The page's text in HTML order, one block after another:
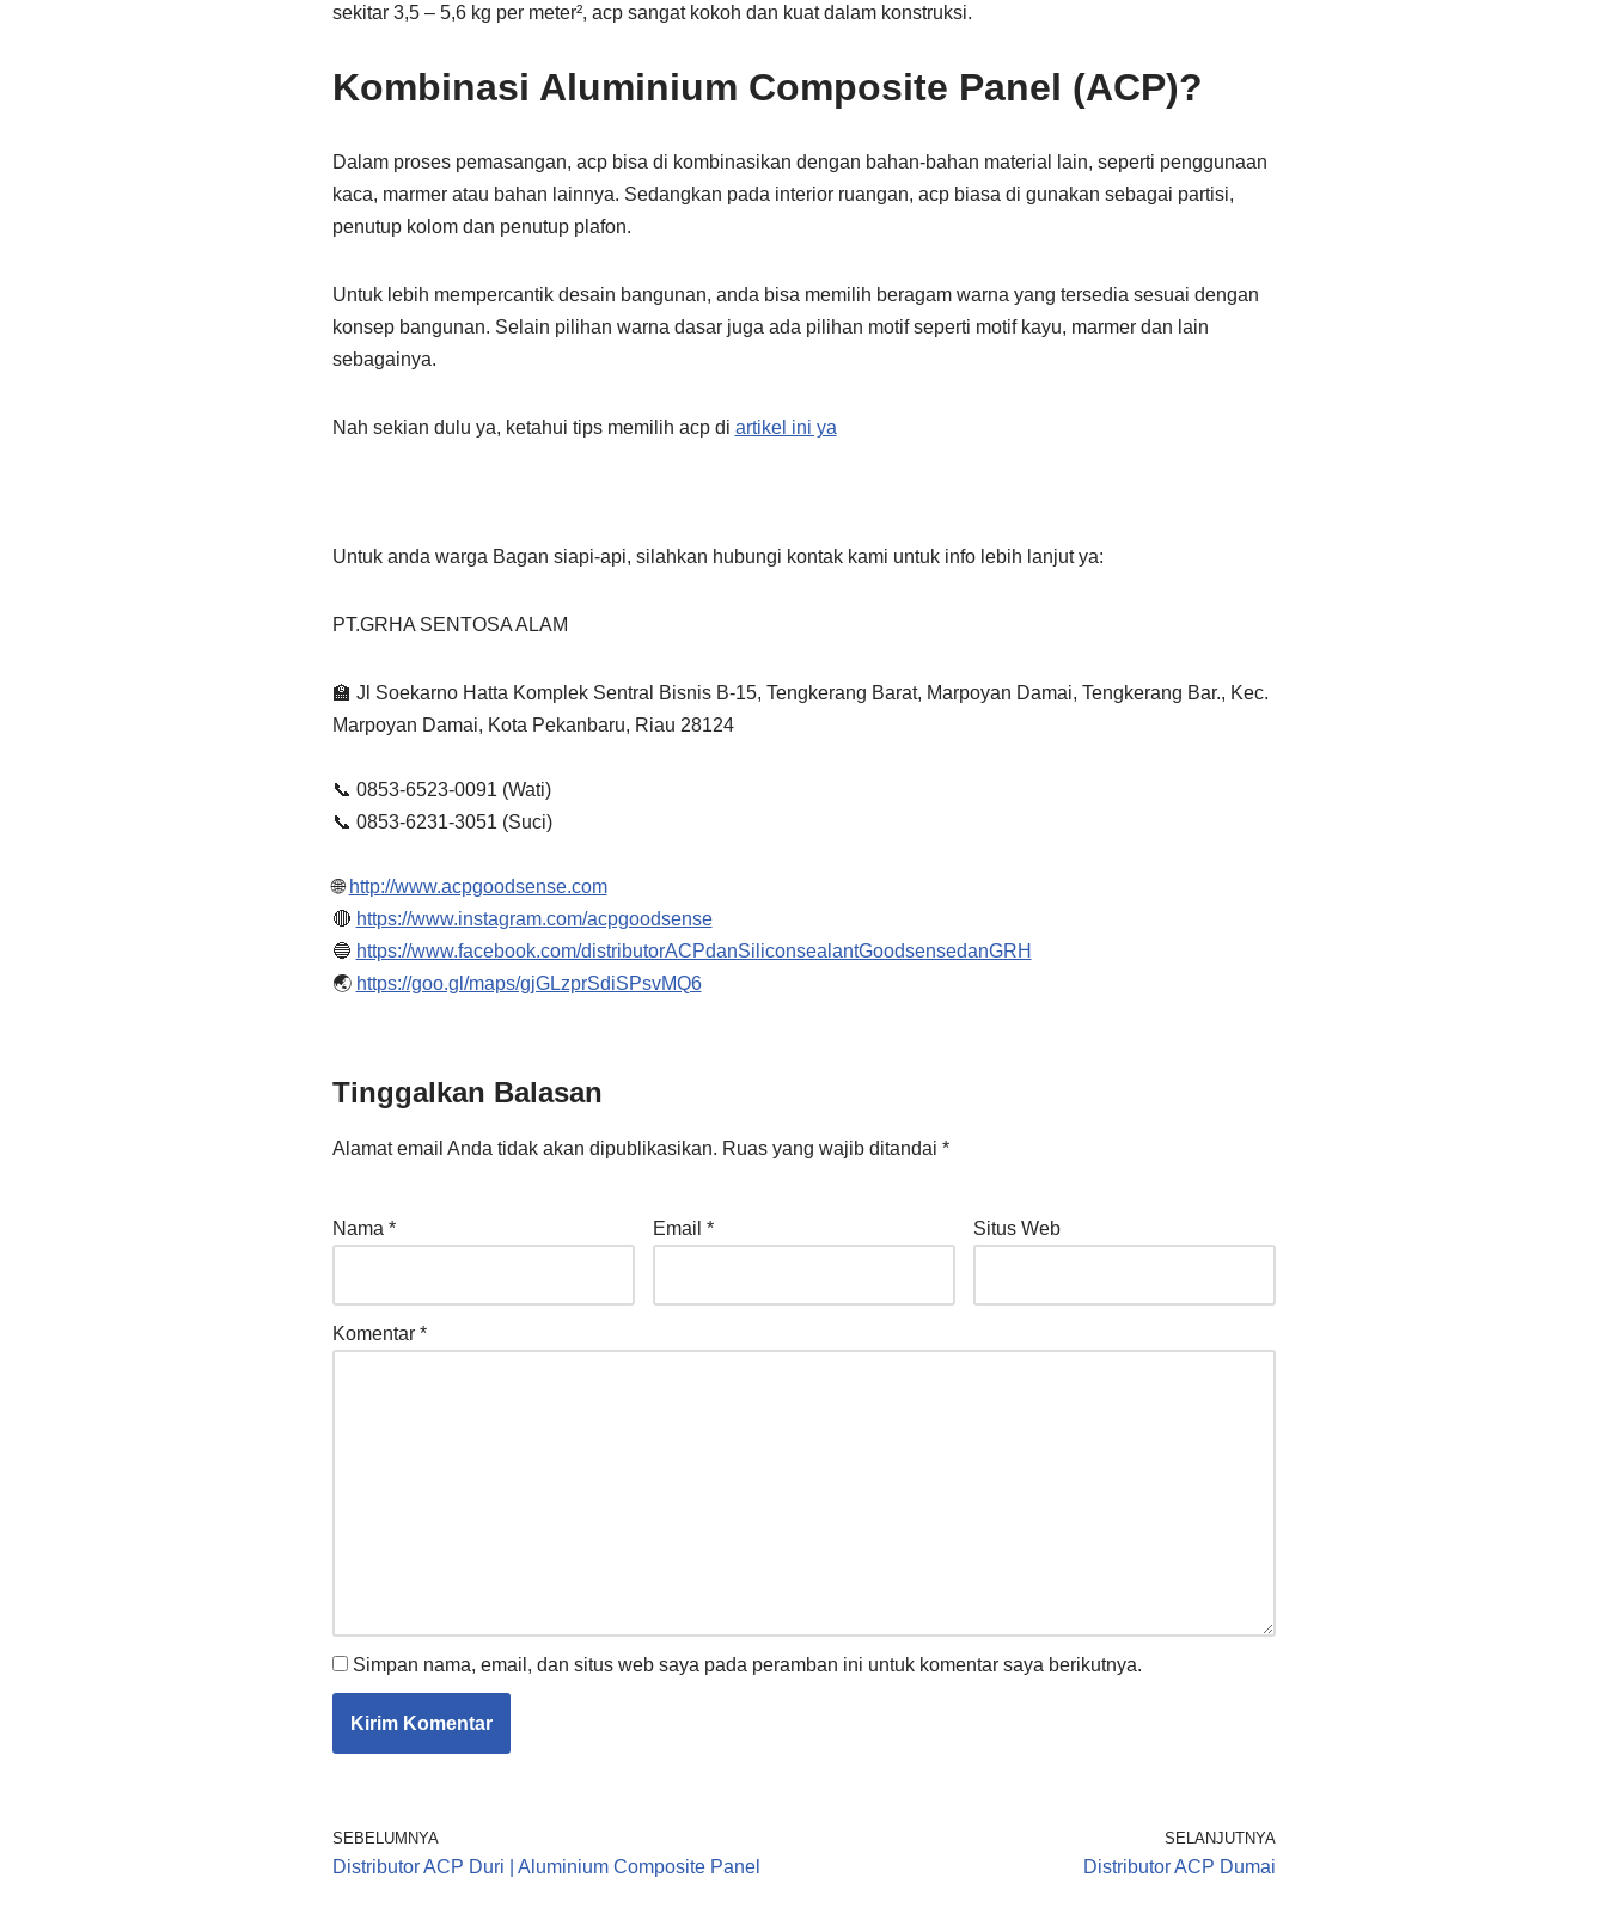
sekitar 3,5 – 5,6 kg per meter², acp sangat kokoh dan kuat dalam konstruksi.
Kombinasi Aluminium Composite Panel (ACP)?
Dalam proses pemasangan, acp bisa di kombinasikan dengan bahan-bahan material lain, seperti penggunaan
kaca, marmer atau bahan lainnya. Sedangkan pada interior ruangan, acp biasa di gunakan sebagai partisi,
penutup kolom dan penutup plafon.
Untuk lebih mempercantik desain bangunan, anda bisa memilih beragam warna yang tersedia sesuai dengan
konsep bangunan. Selain pilihan warna dasar juga ada pilihan motif seperti motif kayu, marmer dan lain
sebagainya.
Nah sekian dulu ya, ketahui tips memilih acp di artikel ini ya
Untuk anda warga Bagan siapi-api, silahkan hubungi kontak kami untuk info lebih lanjut ya:
PT.GRHA SENTOSA ALAM
🏫 Jl Soekarno Hatta Komplek Sentral Bisnis B-15, Tengkerang Barat, Marpoyan Damai, Tengkerang Bar., Kec.
Marpoyan Damai, Kota Pekanbaru, Riau 28124
📞 0853-6523-0091 (Wati)
📞 0853-6231-3051 (Suci)
🌐 http://www.acpgoodsense.com
🔴 https://www.instagram.com/acpgoodsense
🔵 https://www.facebook.com/distributorACPdanSiliconsealantGoodsensedanGRH
🌏 https://goo.gl/maps/gjGLzprSdiSPsvMQ6
Tinggalkan Balasan
Alamat email Anda tidak akan dipublikasikan. Ruas yang wajib ditandai *
Nama * Email * Situs Web
Komentar *
Simpan nama, email, dan situs web saya pada peramban ini untuk komentar saya berikutnya.
SEBELUMNYA
Distributor ACP Duri | Aluminium Composite Panel
SELANJUTNYA
Distributor ACP Dumai